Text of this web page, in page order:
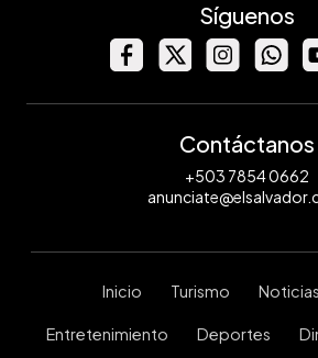
Síguenos
Contáctanos
+503 7854 0662
Inicio Turismo Noticias
Entretenimiento Deportes